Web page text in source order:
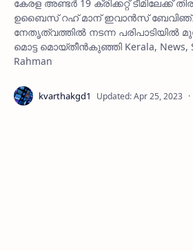
കേരള അണ്ടര്‍ 19 ക്രിക്കറ്റ് ടീമിലേക്ക്
ഉബൈസ് റഹ് മാന് ഇവാന്‍സ്
നേതൃത്വത്തില്‍ നടന്ന പരിപാടിയില്‍
മൊട്ട മൊയ്തീന്‍കുഞ്ഞി Kerala, News,
Rahman